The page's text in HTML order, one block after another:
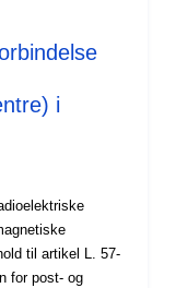
i
til artikel L. 57-
for post- og